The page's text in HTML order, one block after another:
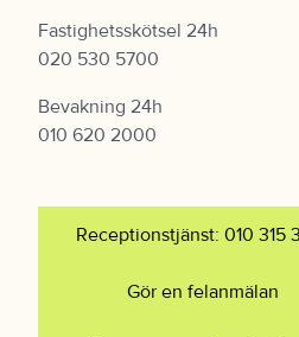
Fastighetsskötsel 24h
020 530 5700
Bevakning 24h
010 620 2000
Receptionstjänst: 010 315
Gör en felanmälan